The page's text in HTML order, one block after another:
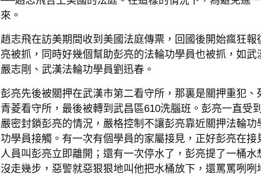
來。
趙志飛在訪美期間收到美國法庭傳票，回國後開始瘋狂
亮被抓，同時好幾個幫助彭亮的法輪功學員也被抓，如
嚴志剛、武漢法輪功學員劉迅春。
彭亮先後被關押在武漢市第二看守所，那裏是關押重犯
青菱看守所，最後被轉到武昌區610洗腦班。彭亮一直受
嚴密封鎖彭亮的情況，嚴格控制不讓彭亮靠近關押法輪
功學員接觸。有一次有個學員的家屬接見，正好彭亮在
人員叫彭亮立即離開；還有一次停水了，彭亮提了一桶
沒走幾步，惡警就惡狠狠地叫他把水桶放下，還罵罵咧咧